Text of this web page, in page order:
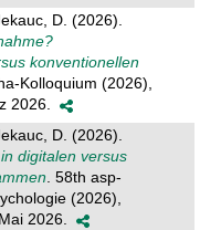
D. (2026).
konventionellen
Kolloquium (2026),
2026.
D. (2026).
digitalen versus
. 58th asp-
(2026),
2026.